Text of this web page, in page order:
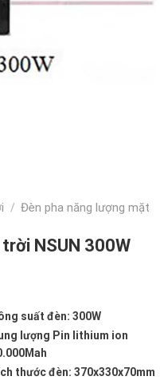
/ Đèn pha năng lượng mặt
NSUN 300W
₫.
suất đèn: 300W
lượng Pin lithium ion
thước đèn: 370x330x70mm